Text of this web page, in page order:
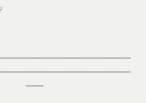
is external)
-------